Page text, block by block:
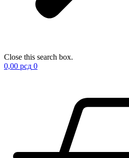
Close this search box.
0,00 рсд 0